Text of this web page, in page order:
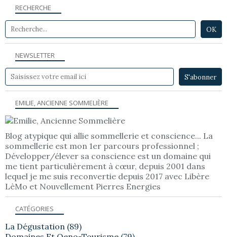
NEWSLETTER
RECHERCHE
EMILIE, ANCIENNE SOMMELIÈRE
Blog atypique qui allie sommellerie et conscience... La
sommellerie est mon 1er parcours professionnel ;
Développer/élever sa conscience est un domaine qui
me tient particulièrement à cœur, depuis 2001 dans
lequel je me suis reconvertie depuis 2017 avec Libère
LèMo et Nouvellement Pierres Energies
CATÉGORIES
La Dégustation (89)